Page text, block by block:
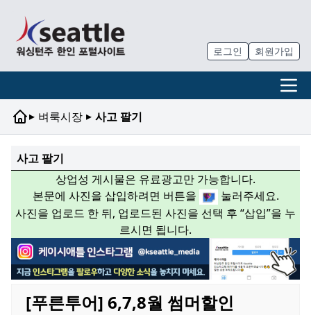
로그인 회원가입
▸ 벼룩시장 ▸ 사고 팔기
사고 팔기
상업성 게시물은 유료광고만 가능합니다.
본문에 사진을 삽입하려면 버튼을
눌러주세요.
사진을 업로드 한 뒤, 업로드된 사진을 선택 후 “삽입”을 누
르시면 됩니다.
[푸른투어] 6,7,8월 썸머할인